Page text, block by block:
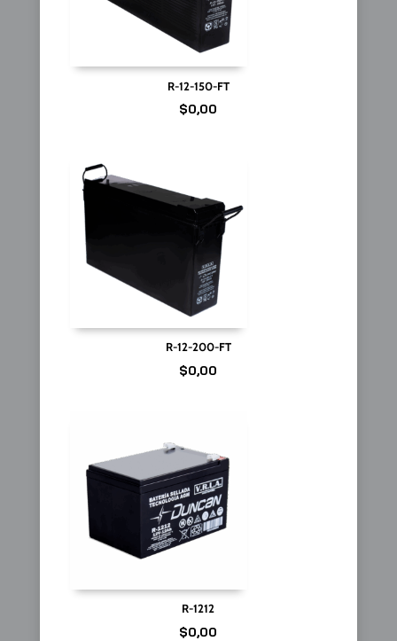
R-12-150-FT
$0,00
R-12-200-FT
$0,00
R-1212
$0,00